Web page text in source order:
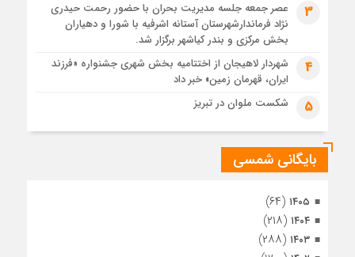
تصاویر هوایی مراسم تشییع پیکر مطهر آقای شهید ایران – مشهد
مراسم تشییع پیکر مطهر آقای شهید ایران – مشهد
تصاویری از تراکم جمعیت حاضر در میدان ثورهالعشرین نجف
اشرف
3
عصر جمعه جلسه مدیریت بحران با حضور رحمت حیدری
نژاد فرماندارشهرستان آستانه اشرفیه با شورا و دهیاران
بخش مرکزی و بندر کیاشهر برگزار شد.
4
شهردار لاهیجان از اختتامیه بخش شهری جشنواره «فرزند
ایران، قهرمان زمین» خبر داد
5 شکست ملوان در تبریز
بایگانی شمسی
۱۴۰۵ (۶۴)
۱۴۰۴ (۲۱۸)
۱۴۰۳ (۲۸۸)